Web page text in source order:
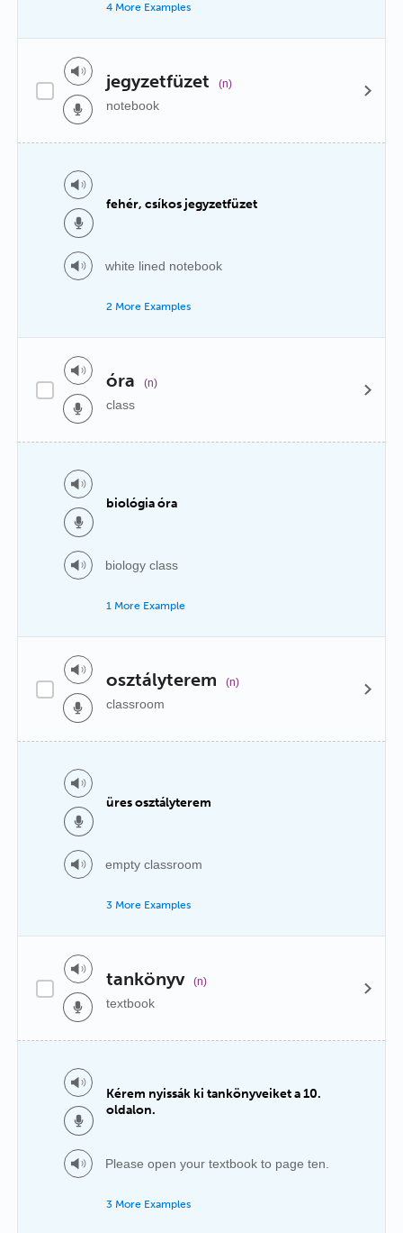
4 More Examples
jegyzetfüzet (n)
notebook
fehér, csíkos jegyzetfüzet
white lined notebook
2 More Examples
óra (n)
class
biológia óra
biology class
1 More Example
osztályterem (n)
classroom
üres osztályterem
empty classroom
3 More Examples
tankönyv (n)
textbook
Kérem nyissák ki tankönyveiket a 10.
oldalon.
Please open your textbook to page ten.
3 More Examples